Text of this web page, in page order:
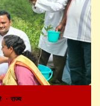
राज्य